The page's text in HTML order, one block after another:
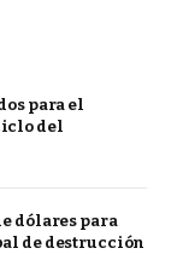
para el
del
dólares para
de destrucción